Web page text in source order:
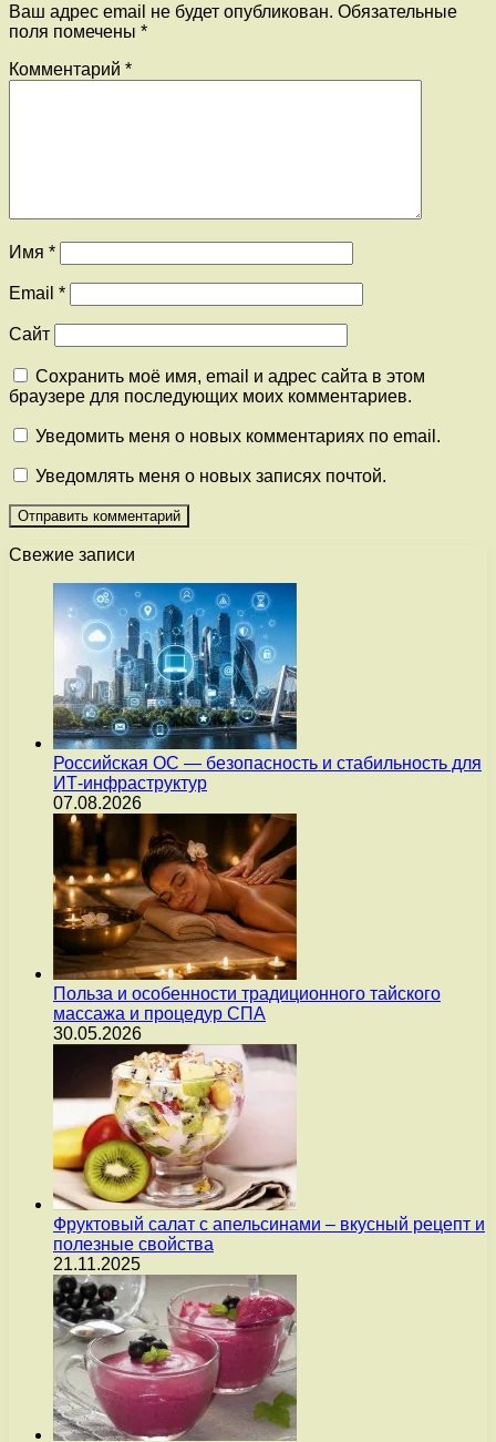
Ваш адрес email не будет опубликован. Обязательные
поля помечены *
Комментарий *
Имя *
Email *
Сайт
Сохранить моё имя, email и адрес сайта в этом
браузере для последующих моих комментариев.
Уведомить меня о новых комментариях по email.
Уведомлять меня о новых записях почтой.
Свежие записи
Российская ОС — безопасность и стабильность для
ИТ-инфраструктур
07.08.2026
Польза и особенности традиционного тайского
массажа и процедур СПА
30.05.2026
Фруктовый салат с апельсинами – вкусный рецепт и
полезные свойства
21.11.2025